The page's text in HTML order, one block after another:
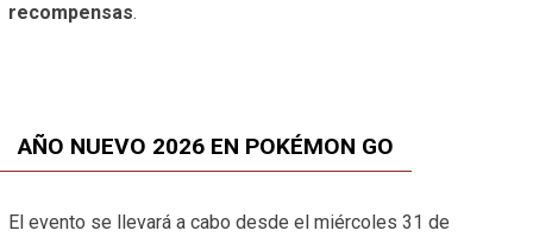
recompensas.
AÑO NUEVO 2026 EN POKÉMON GO
El evento se llevará a cabo desde el miércoles 31 de